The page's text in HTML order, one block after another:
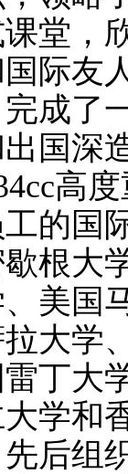
堂，
际友
成了
国深
高
的国
根大
美国
大学
丁大
学和
后组